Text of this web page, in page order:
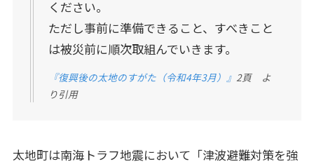
ください。
ただし事前に準備できること、すべきこと
は被災前に順次取組んでいきます。
『復興後の太地のすがた（令和4年3月）』 2頁 よ
り引用
太地町は南海トラフ地震において「津波避難対策を強